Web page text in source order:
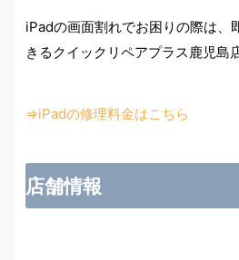
iPadの画面割れでお困りの際は、
きるクイックリペアプラス鹿児島
⇒iPadの修理料金はこちら
店舗情報